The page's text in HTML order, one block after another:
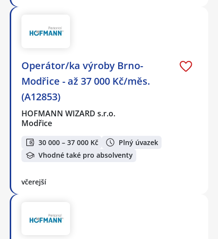
Operátor/ka výroby Brno-
Modřice - až 37 000 Kč/měs.
(A12853)
HOFMANN WIZARD s.r.o.
Modřice
30 000 – 37 000 Kč
Plný úvazek
Vhodné také pro absolventy
včerejší